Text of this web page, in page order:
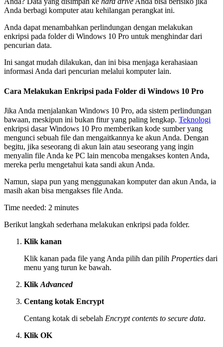
Anda berbagi komputer atau kehilangan perangkat ini.
Anda dapat menambahkan perlindungan dengan melakukan
enkripsi pada folder di Windows 10 Pro untuk menghindar dari
pencurian data.
Ini sangat mudah dilakukan, dan ini bisa menjaga kerahasiaan
informasi Anda dari pencurian melalui komputer lain.
Cara Melakukan Enkripsi pada Folder di Windows 10 Pro
Jika Anda menjalankan Windows 10 Pro, ada sistem perlindungan
bawaan, meskipun ini bukan fitur yang paling lengkap. Teknologi
enkripsi dasar Windows 10 Pro memberikan kode sumber yang
mengunci sebuah file dan mengaitkannya ke akun Anda. Dengan
begitu, jika seseorang di akun lain atau seseorang yang ingin
menyalin file Anda ke PC lain mencoba mengakses konten Anda,
mereka perlu mengetahui kata sandi akun Anda.
Namun, siapa pun yang menggunakan komputer dan akun Anda, ia
masih akan bisa mengakses file Anda.
Time needed: 2 minutes
Berikut langkah sederhana melakukan enkripsi pada folder.
Klik kanan
Klik kanan pada file yang Anda pilih dan pilih Properties dari
menu yang turun ke bawah.
Klik Advanced
Centang kotak Encrypt
Centang kotak di sebelah Encrypt contents to secure data.
Klik OK